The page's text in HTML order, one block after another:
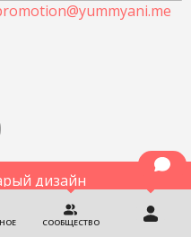
СООБЩЕСТВО
дизайн
Все права защищены